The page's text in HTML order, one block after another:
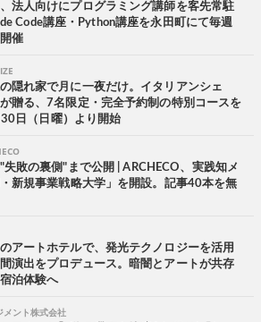
法人向けにプログラミング講師を客先常駐
Code講座・Python講座を永田町にて毎週
催
隠れ家で月に一夜だけ。イタリアンシェ
贈る、7名限定・完全予約制の特別コースを
日（日曜）より開始
失敗の裏側"まで公開 | ARCHECO、実践知メ
新規事業戦略大学」を開設。記事40本を無
アートホテルで、発光テクノロジーを活用
演出をプロデュース。暗闇とアートが共存
泊体験へ
メント株式会社